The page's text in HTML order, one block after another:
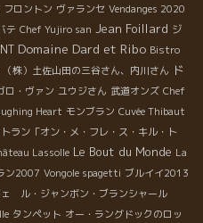
フロントン ヴァランセ Vendanges 2020
テ Chef Yujiro san Jean Foillard ジ
Domaine Dard et Ribo Bistro
（株）土佐山田の三谷さん、内川さん ド
ロ・ヴァン ユウジさん 武道オンズ Chef
Heart モンブラン Cuvée Thibaut
トラン「オン・メ・フレ・ス・キル・ト
Lassolle Le Bout du Monde La
ン2007 Vongole spagetti ブルイイ2013
ェ ル・ジャンボン・ブランシャール
タンペット オー・ラングドックのロッ